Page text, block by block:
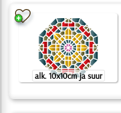
alk. 10x10cm ja suur